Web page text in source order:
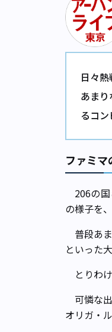
日々
あま
るコ
ファミマ
206の国
の様子を
普段あ
といった
とりわ
可憐な
オリガ・